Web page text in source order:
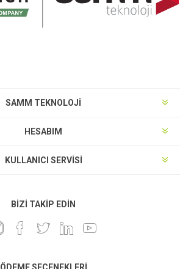
SAMM TEKNOLOJİ
HESABIM
KULLANICI SERVISI
BIZI TAKIP EDIN